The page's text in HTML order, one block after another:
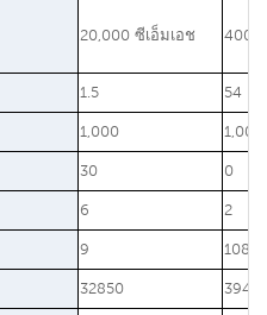
20,000 ซีเอ็มเอช 400
1.5 54
1,000 1,000
30 0
6 2
9 108
32850